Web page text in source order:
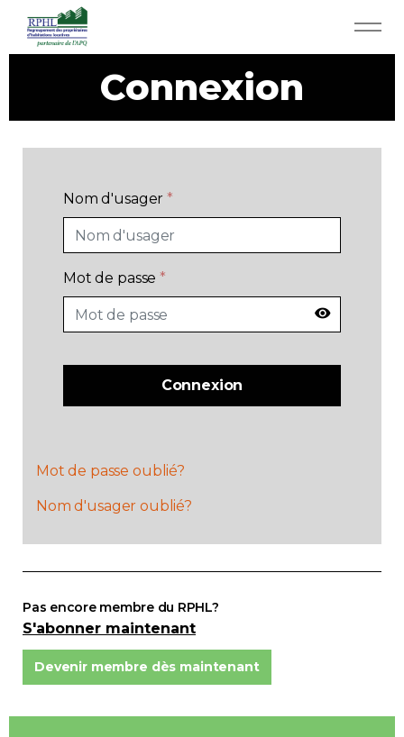
RPHL - Accueil
Rabais et économies
App APQ
Zone Membres
Contact
Connexion
Nom d'usager*
Mot de passe*
Connexion
Mot de passe oublié?
Nom d'usager oublié?
Pas encore membre du RPHL?
S'abonner maintenant
Devenir membre dès maintenant